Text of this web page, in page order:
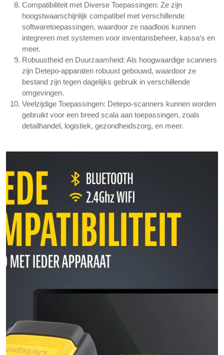
Compatibiliteit met Diverse Toepassingen: Ze zijn
hoogstwaarschijnlijk compatibel met verschillende
softwaretoepassingen, waardoor ze naadloos kunnen
integreren met systemen voor inventarisbeheer, kassa’s en
meer.
Robuustheid en Duurzaamheid: Als hoogwaardige scanners
zijn Detepo-apparaten robuust gebouwd, waardoor ze
bestand zijn tegen dagelijks gebruik in verschillende
omgevingen.
Veelzijdige Toepassingen: Detepo-scanners kunnen worden
gebruikt voor een breed scala aan toepassingen, zoals
detailhandel, logistiek, gezondheidszorg, en meer.